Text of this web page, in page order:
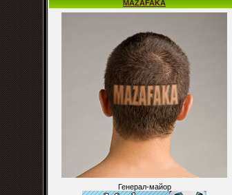
MAZAFAKA
Генерал-майор